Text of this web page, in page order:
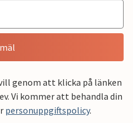
genom att klicka på länken
Vi kommer att behandla din
personuppgiftspolicy.